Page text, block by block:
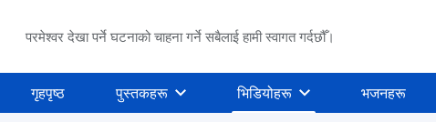
परमेश्वर देखा पर्ने घटनाको चाहना गर्ने सबैलाई हामी स्वागत गर्दछौँ।
गृहपृष्ठ पुस्तकहरू भिडियोहरू भजनहरू